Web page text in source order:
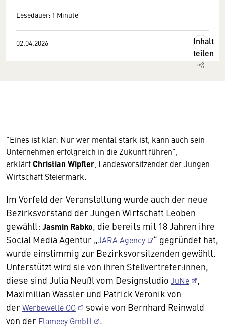
Lesedauer: 1 Minute
02.04.2026
Inhalt
teilen
"Eines ist klar: Nur wer mental stark ist, kann auch sein
Unternehmen erfolgreich in die Zukunft führen",
erklärt Christian Wipfler , Landesvorsitzender der Jungen
Wirtschaft Steiermark.
Im Vorfeld der Veranstaltung wurde auch der neue
Bezirksvorstand der Jungen Wirtschaft Leoben
gewählt: Jasmin Rabko, die bereits mit 18 Jahren ihre
Social Media Agentur „JARA Agency
“ gegründet hat,
wurde einstimmig zur Bezirksvorsitzenden gewählt.
Unterstützt wird sie von ihren Stellvertreter:innen,
diese sind Julia Neußl vom Designstudio JuNe
,
Maximilian Wassler und Patrick Veronik von
derWerbewelle OG
sowie von Bernhard Reinwald
von der Flameey GmbH .